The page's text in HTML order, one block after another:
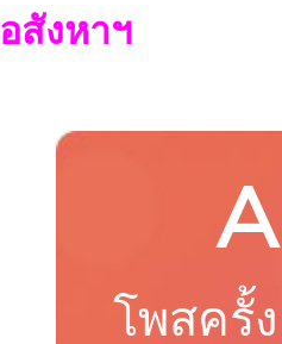
อสังหาฯ
A
โพสครั้